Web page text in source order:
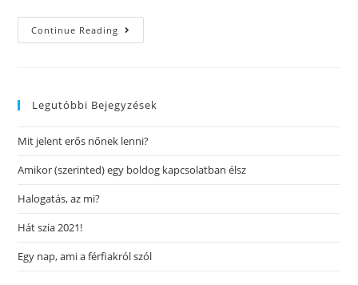
Continue Reading
Legutóbbi Bejegyzések
Mit jelent erős nőnek lenni?
Amikor (szerinted) egy boldog kapcsolatban élsz
Halogatás, az mi?
Hát szia 2021!
Egy nap, ami a férfiakról szól